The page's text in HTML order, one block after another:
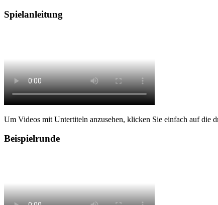
Spielanleitung
Um Videos mit Untertiteln anzusehen, klicken Sie einfach auf die
Beispielrunde